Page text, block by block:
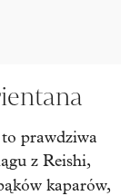
to prawdziwa
z Reishi,
kaparów,